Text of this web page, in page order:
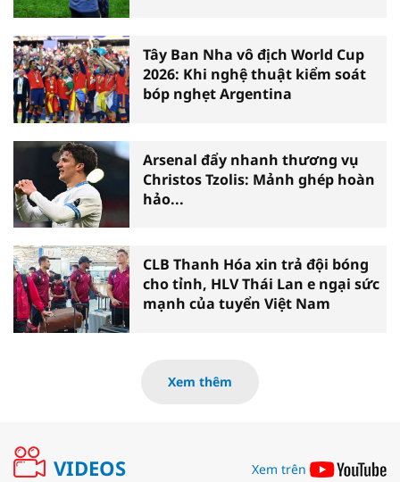
Tây Ban Nha vô địch World Cup
2026: Khi nghệ thuật kiểm soát
bóp nghẹt Argentina
Arsenal đẩy nhanh thương vụ
Christos Tzolis: Mảnh ghép hoàn
hảo...
CLB Thanh Hóa xin trả đội bóng
cho tỉnh, HLV Thái Lan e ngại sức
mạnh của tuyển Việt Nam
Xem thêm
VIDEOS Xem trên